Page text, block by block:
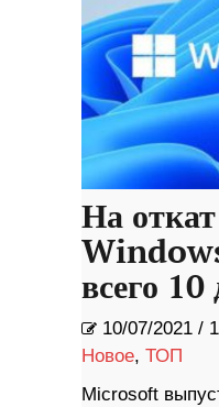
На
всего 10
10/07/2021 /
Новое, ТОП
Microsoft